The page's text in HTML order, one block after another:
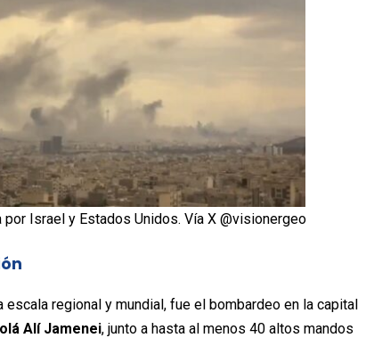
por Israel y Estados Unidos. Vía X @visionergeo
regional y mundial, fue el bombardeo en la capital
Alí Jamenei, junto a hasta al menos 40 altos mandos